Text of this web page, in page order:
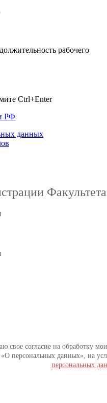
рабочего
Ctrl+Enter
РФ
данных
Факультета
свое согласие на обработку
персональных данных», на
персональных